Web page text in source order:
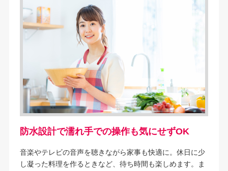
防水設計で濡れ手での操作も気にせずOK
音楽やテレビの音声を聴きながら家事も快適に。休日に少
し凝った料理を作るときなど、待ち時間も楽しめます。ま